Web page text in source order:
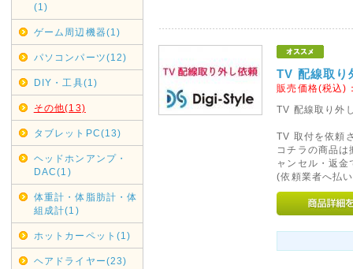
(1)
ゲーム周辺機器(1)
パソコンパーツ(12)
DIY・工具(1)
その他(13)
タブレットPC(13)
ヘッドホンアンプ・
DAC(1)
体重計・体脂肪計・体
組成計(1)
ホットカーペット(1)
ヘアドライヤー(23)
銀行振り込みでのご注文は受
2020年05月01日
リサイクル回収業務一時休
契約配送業者ヤマトホームコ
けまして、弊社では現在リサ
各自治体へご連絡・ご依頼くだ
再開次第お知らせいたします。
TV 配線取り
販売価格(税込)
TV 配線取り外
TV 取付を依頼
コチラの商品
ャンセル・返
(依頼業者へ払